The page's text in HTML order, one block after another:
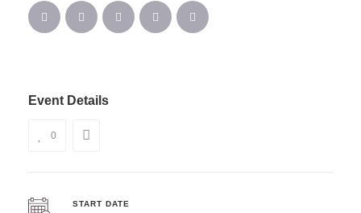
Event Details
0
START DATE